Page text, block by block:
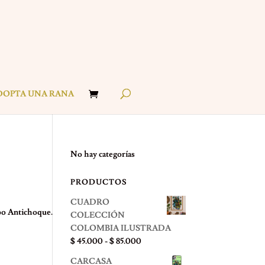
UNA RANA
Antichoque.
No hay categorías
PRODUCTOS
CUADRO
COLECCIÓN
COLOMBIA ILUSTRADA
$45.000-$85.000Rango
CARCASA